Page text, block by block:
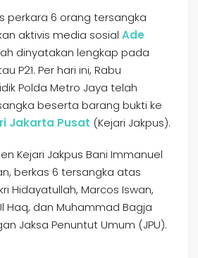
perkara 6 orang tersangka
aktivis media sosial Ade
dinyatakan lengkap pada
P21. Per hari ini, Rabu
Polda Metro Jaya telah
beserta barang bukti ke
Jakarta Pusat (Kejari Jakpus).
Kejari Jakpus Bani Immanuel
berkas 6 tersangka atas
Hidayatullah, Marcos Iswan,
Haq, dan Muhammad Bagja
Jaksa Penuntut Umum (JPU).